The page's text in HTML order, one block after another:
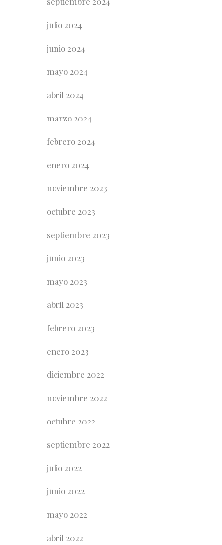
julio 2024
junio 2024
mayo 2024
abril 2024
marzo 2024
febrero 2024
enero 2024
noviembre 2023
octubre 2023
septiembre 2023
junio 2023
mayo 2023
abril 2023
febrero 2023
enero 2023
diciembre 2022
noviembre 2022
octubre 2022
septiembre 2022
julio 2022
junio 2022
mayo 2022
abril 2022